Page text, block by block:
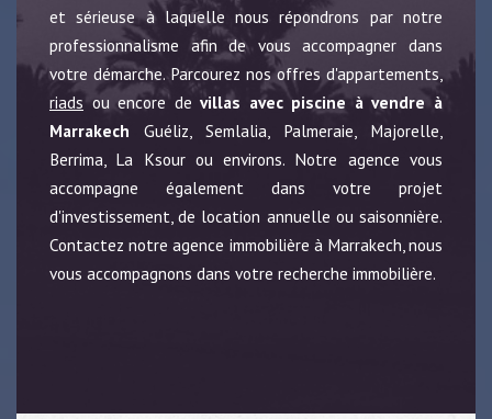
et sérieuse à laquelle nous répondrons par notre
professionnalisme afin de vous accompagner dans
votre démarche. Parcourez nos offres d'appartements,
riads ou encore devillas avec piscine à vendre à
Marrakech Guéliz, Semlalia, Palmeraie, Majorelle,
Berrima, La Ksour ou environs. Notre agence vous
accompagne également dans votre projet
d'investissement, de location annuelle ou saisonnière.
Contactez notre agence immobilière à Marrakech, nous
vous accompagnons dans votre recherche immobilière.